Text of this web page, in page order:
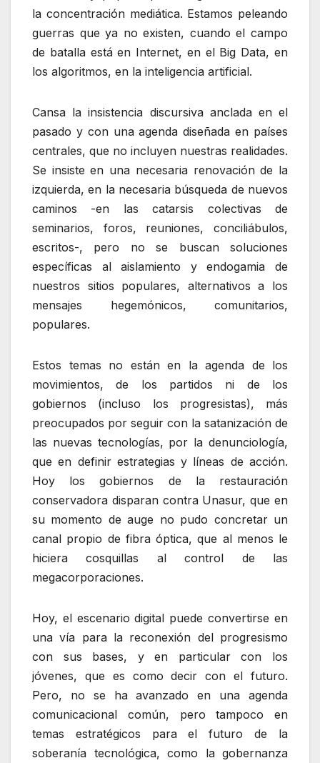
la concentración mediática. Estamos peleando
guerras que ya no existen, cuando el campo
de batalla está en Internet, en el Big Data, en
los algoritmos, en la inteligencia artificial.
Cansa la insistencia discursiva anclada en el
pasado y con una agenda diseñada en países
centrales, que no incluyen nuestras realidades.
Se insiste en una necesaria renovación de la
izquierda, en la necesaria búsqueda de nuevos
caminos -en las catarsis colectivas de
seminarios, foros, reuniones, conciliábulos,
escritos-, pero no se buscan soluciones
específicas al aislamiento y endogamia de
nuestros sitios populares, alternativos a los
mensajes hegemónicos, comunitarios,
populares.
Estos temas no están en la agenda de los
movimientos, de los partidos ni de los
gobiernos (incluso los progresistas), más
preocupados por seguir con la satanización de
las nuevas tecnologías, por la denunciología,
que en definir estrategias y líneas de acción.
Hoy los gobiernos de la restauración
conservadora disparan contra Unasur, que en
su momento de auge no pudo concretar un
canal propio de fibra óptica, que al menos le
hiciera cosquillas al control de las
megacorporaciones.
Hoy, el escenario digital puede convertirse en
una vía para la reconexión del progresismo
con sus bases, y en particular con los
jóvenes, que es como decir con el futuro.
Pero, no se ha avanzado en una agenda
comunicacional común, pero tampoco en
temas estratégicos para el futuro de la
soberanía tecnológica, como la gobernanza